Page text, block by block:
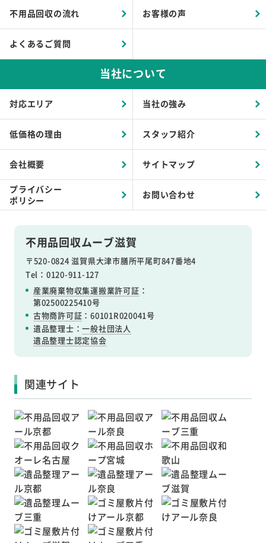
不用品回収ムーブ滋賀
〒520-0824 滋賀県大津市膳所平尾町847番地4
Tel：0120-911-127
産業廃棄物収集運搬業許可証 ：
第02500225410号
古物商許可証 ：60101R020041号
遺品整理士：一般社団法人
遺品整理士認定協会
不用品回収の流れ お客様の声
よくあるご質問
当社について
対応エリア 当社の強み
低価格の理由 スタッフ紹介
会社概要 サイトマップ
プライバシー
ポリシー
お問い合わせ
関連サイト